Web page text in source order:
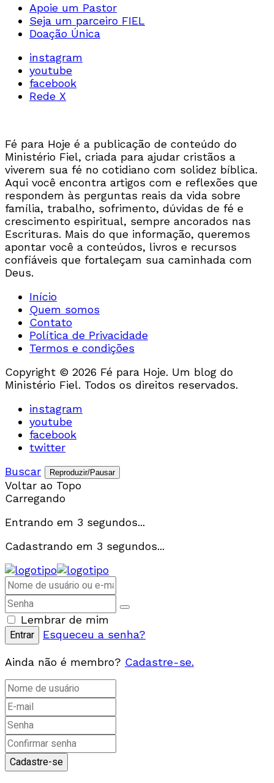
Apoie um Pastor
Seja um parceiro FIEL
Doação Única
instagram
youtube
facebook
Rede X
Fé para Hoje é a publicação de conteúdo do
Ministério Fiel, criada para ajudar cristãos a
viverem sua fé no cotidiano com solidez bíblica.
Aqui você encontra artigos com e reflexões que
respondem às perguntas reais da vida sobre
família, trabalho, sofrimento, dúvidas de fé e
crescimento espiritual, sempre ancorados nas
Escrituras. Mais do que informação, queremos
apontar você a conteúdos, livros e recursos
confiáveis que fortaleçam sua caminhada com
Deus.
Início
Quem somos
Contato
Política de Privacidade
Termos e condições
Copyright © 2026 Fé para Hoje. Um blog do
Ministério Fiel. Todos os direitos reservados.
instagram
youtube
facebook
twitter
Buscar
Reproduzir/Pausar
Voltar ao Topo
Carregando
Entrando em 3 segundos...
Cadastrando em 3 segundos...
Lembrar de mim
Esqueceu a senha?
Ainda não é membro? Cadastre-se.